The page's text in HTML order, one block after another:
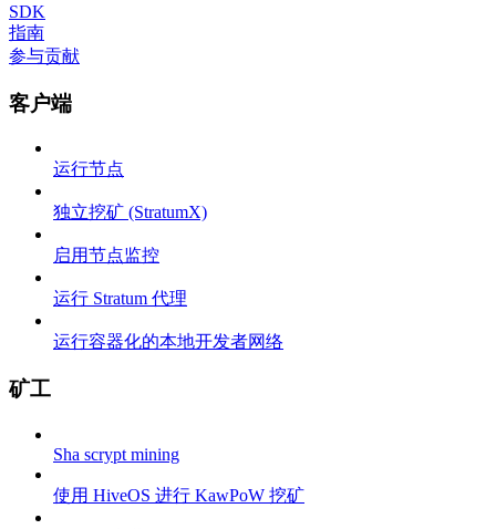
SDK
指南
参与贡献
客户端
运行节点
独立挖矿 (StratumX)
启用节点监控
运行 Stratum 代理
运行容器化的本地开发者网络
矿工
Sha scrypt mining
使用 HiveOS 进行 KawPoW 挖矿